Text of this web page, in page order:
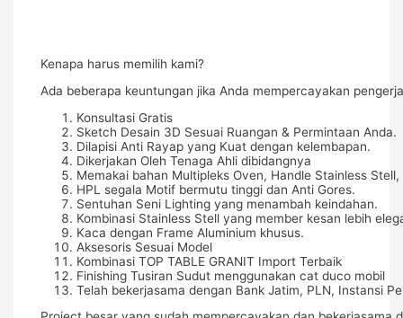
Kenapa harus memilih kami?
Ada beberapa keuntungan jika Anda mempercayakan
Konsultasi Gratis
Sketch Desain 3D Sesuai Ruangan & Permintaan Anda.
Dilapisi Anti Rayap yang Kuat dengan kelembapan.
Dikerjakan Oleh Tenaga Ahli dibidangnya
Memakai bahan Multipleks Oven, Handle Stainless
HPL segala Motif bermutu tinggi dan Anti Gores.
Sentuhan Seni Lighting yang menambah keindahan.
Kombinasi Stainless Stell yang member kesan lebih
Kaca dengan Frame Aluminium khusus.
Aksesoris Sesuai Model
Kombinasi TOP TABLE GRANIT Import Terbaik
Finishing Tusiran Sudut menggunakan cat duco mobil
Telah bekerjasama dengan Bank Jatim, PLN, Instansi